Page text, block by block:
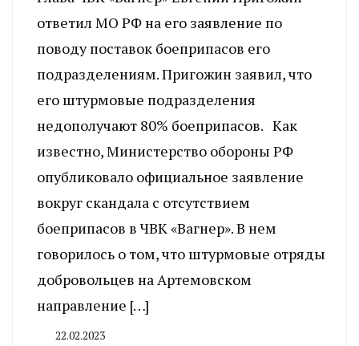
ответил МО РФ на его заявление по
поводу поставок боеприпасов его
подразделениям. Пригожин заявил, что
его штурмовые подразделения
недополучают 80% боеприпасов. Как
известно, Министерство обороны РФ
опубликовало официальное заявление
вокруг скандала с отсутствием
боеприпасов в ЧВК «Вагнер». В нем
говорилось о том, что штурмовые отряды
добровольцев на Артемовском
направление […]
22.02.2023